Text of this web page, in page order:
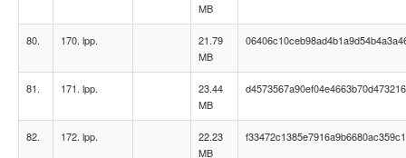
MB
80. 170. lpp.
21.79
MB
81. 171. lpp.
23.44
MB
82. 172. lpp.
22.23
MB